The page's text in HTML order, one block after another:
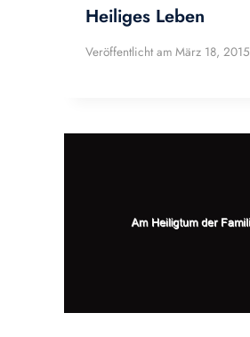
Heiliges Leben
Veröffentlicht am März 18, 2015